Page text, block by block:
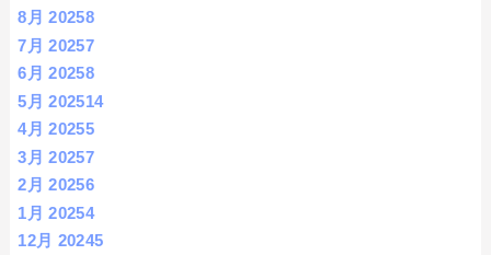
8月 20258
7月 20257
6月 20258
5月 202514
4月 20255
3月 20257
2月 20256
1月 20254
12月 20245